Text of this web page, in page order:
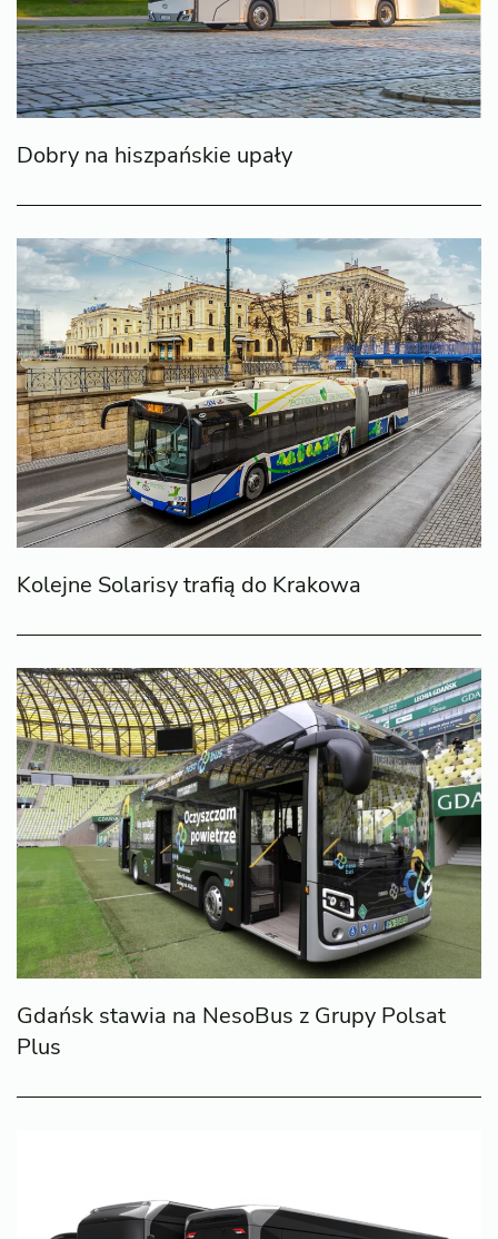
Dobry na hiszpańskie upały
Kolejne Solarisy trafią do Krakowa
Gdańsk stawia na NesoBus z Grupy Polsat
Plus